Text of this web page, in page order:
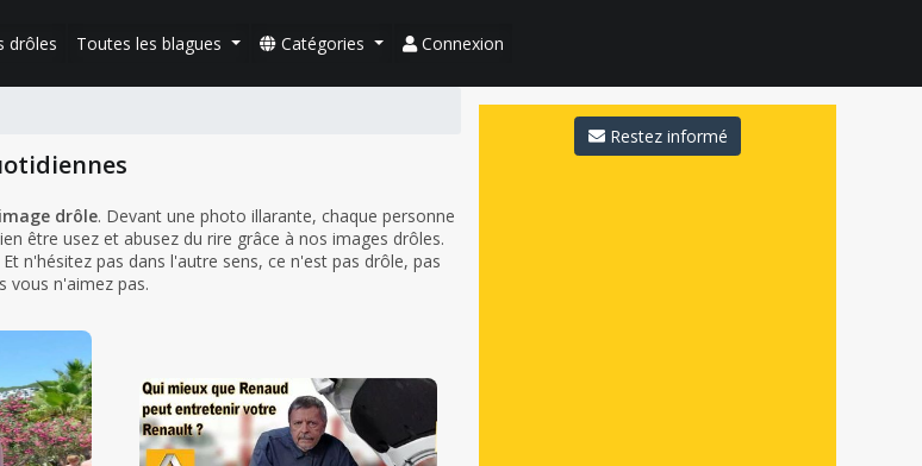
drôles Toutes les blagues Catégories Connexion
image drôle. Devant une photo illarante, chaque personne
être usez et abusez du rire grâce à nos images drôles.
n'hésitez pas dans l'autre sens, ce n'est pas drôle, pas
vous n'aimez pas.
Restez informé